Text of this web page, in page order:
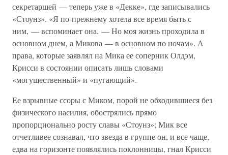
секретаршей — теперь уже в «Декке», где записывались
«Стоунз». «Я по-прежнему хотела все время быть с
ним, — вспоминает она. — Но моя жизнь проходила в
основном днем, а Микова — в основном по ночам». А
права, которые заявлял на Мика ее соперник Олдэм,
Крисси в состоянии описать лишь словами
«могущественный» и «пугающий».
Ее взрывные ссоры с Миком, порой не обходившиеся без
физического насилия, обострялись прямо
пропорционально росту славы «Стоунз»; Мик все
отчетливее сознавал, что звезда в группе он, и все чаще,
едва на горизонте появлялись поклонницы, гнал Крисси